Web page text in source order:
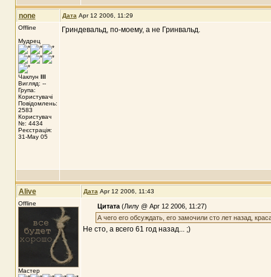
none Дата Apr 12 2006, 11:29
Offline
Мудрец
Чаклун III
Вигляд: --
Група:
Користувачі
Повідомлень:
2583
Користувач
№: 4434
Реєстрація:
31-May 05
Гриндевальд, по-моему, а не Гринвальд.
Alive Дата Apr 12 2006, 11:43
Offline
Мастер
Цитата (Лилу @ Apr 12 2006, 11:27)
А чего его обсуждать, его замочили сто лет назад,
Не сто, а всего 61 год назад... ;)